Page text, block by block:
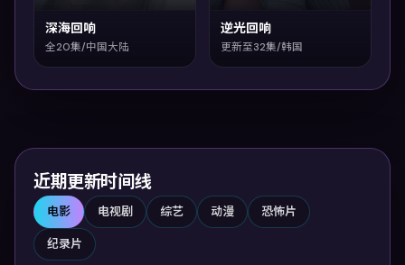
深海回响
全20集/中国大陆
逆光回响
更新至32集/韩国
近期更新时间线
电影 电视剧 综艺 动漫 恐怖片
纪录片